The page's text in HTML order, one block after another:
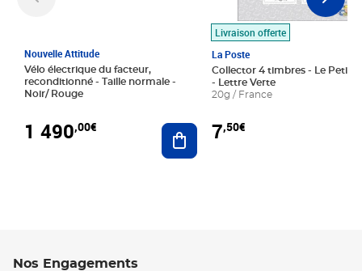
Nouvelle Attitude
Vélo électrique du facteur,
reconditionné - Taille normale -
Noir/ Rouge
1 490,00€ Ajouter au panier
Livraison offerte
La Poste
Collector 4 timbres - Le Petit
- Lettre Verte
20g / France
7,50€
Nos Engagements